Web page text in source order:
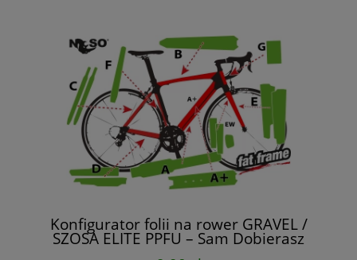
Konfigurator folii na rower GRAVEL /
SZOSA ELITE PPFU – Sam Dobierasz